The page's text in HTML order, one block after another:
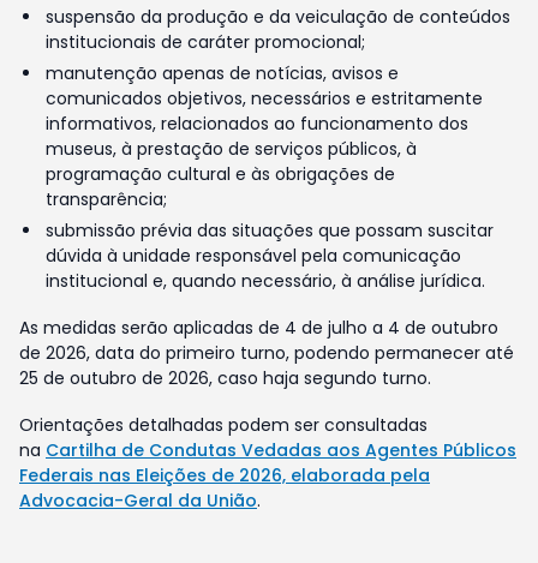
suspensão da produção e da veiculação de conteúdos
institucionais de caráter promocional;
manutenção apenas de notícias, avisos e
comunicados objetivos, necessários e estritamente
informativos, relacionados ao funcionamento dos
museus, à prestação de serviços públicos, à
programação cultural e às obrigações de
transparência;
submissão prévia das situações que possam suscitar
dúvida à unidade responsável pela comunicação
institucional e, quando necessário, à análise jurídica.
As medidas serão aplicadas de 4 de julho a 4 de outubro
de 2026, data do primeiro turno, podendo permanecer até
25 de outubro de 2026, caso haja segundo turno.
Orientações detalhadas podem ser consultadas
na Cartilha de Condutas Vedadas aos Agentes Públicos
Federais nas Eleições de 2026, elaborada pela
Advocacia-Geral da União.